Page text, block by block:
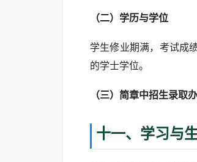
（二）学历与学位
学生修业期满，考试成
的学士学位。
（三）简章中招生录取
十一、学习与